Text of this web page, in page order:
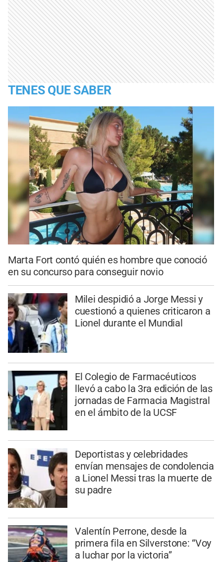
TENES QUE SABER
Marta Fort contó quién es hombre que conoció
en su concurso para conseguir novio
Milei despidió a Jorge Messi y
cuestionó a quienes criticaron a
Lionel durante el Mundial
El Colegio de Farmacéuticos
llevó a cabo la 3ra edición de las
jornadas de Farmacia Magistral
en el ámbito de la UCSF
Deportistas y celebridades
envían mensajes de condolencia
a Lionel Messi tras la muerte de
su padre
Valentín Perrone, desde la
primera fila en Silverstone: “Voy
a luchar por la victoria”